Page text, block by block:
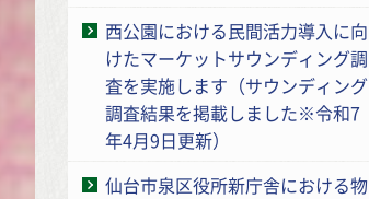
西公園における民間活力導入に向
けたマーケットサウンディング調
査を実施します（サウンディング
調査結果を掲載しました※令和7
年4月9日更新）
仙台市泉区役所新庁舎における物